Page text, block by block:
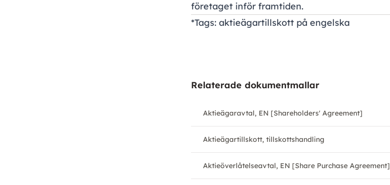
företaget inför framtiden.
*Tags: aktieägartillskott på engelska
Relaterade dokumentmallar
Aktieägaravtal, EN [Shareholders' Agreement]
Aktieägartillskott, tillskottshandling
Aktieöverlåtelseavtal, EN [Share Purchase Agreement]